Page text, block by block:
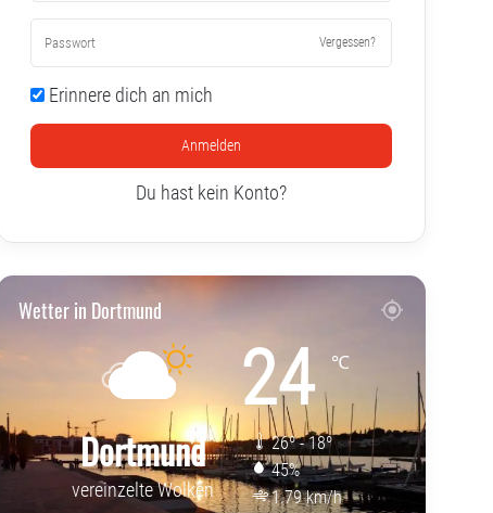
Vergessen?
Erinnere dich an mich
Anmelden
Du hast kein Konto?
Wetter in Dortmund
Dortmund
vereinzelte Wolken
24℃
26º - 18º
45%
1.79 km/h